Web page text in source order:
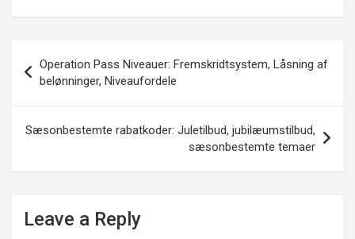
navigation
Operation Pass Niveauer: Fremskridtsystem, Låsning af
belønninger, Niveaufordele
Sæsonbestemte rabatkoder: Juletilbud, jubilæumstilbud,
sæsonbestemte temaer
Leave a Reply